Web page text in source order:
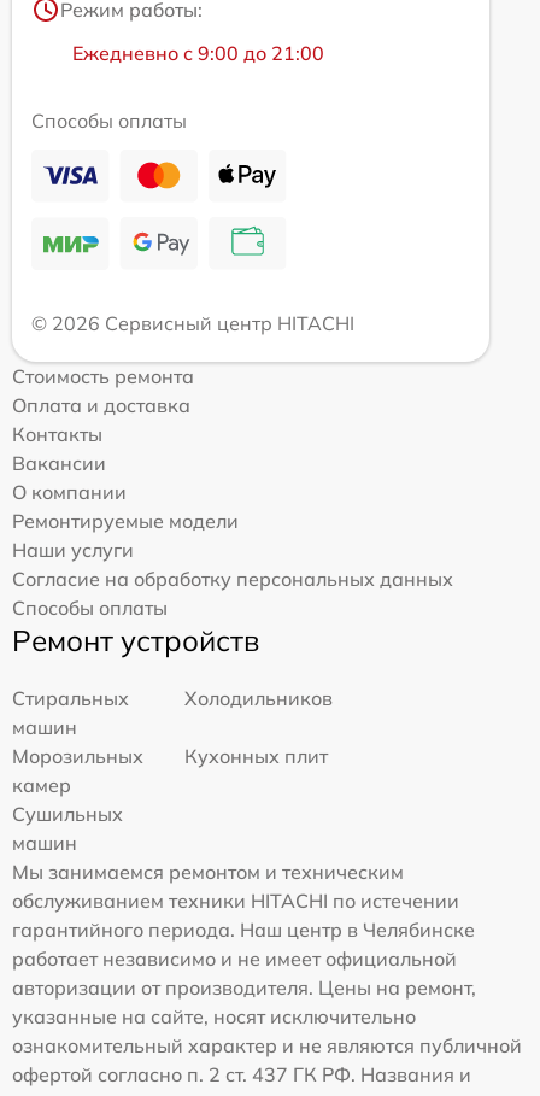
Режим работы:
Ежедневно с 9:00 до 21:00
Способы оплаты
© 2026 Сервисный центр HITACHI
Стоимость ремонта
Оплата и доставка
Контакты
Вакансии
О компании
Ремонтируемые модели
Наши услуги
Согласие на обработку персональных данных
Способы оплаты
Ремонт устройств
Стиральных
машин
Холодильников
Морозильных
камер
Кухонных плит
Сушильных
машин
Мы занимаемся ремонтом и техническим
обслуживанием техники HITACHI по истечении
гарантийного периода. Наш центр в Челябинске
работает независимо и не имеет официальной
авторизации от производителя. Цены на ремонт,
указанные на сайте, носят исключительно
ознакомительный характер и не являются публичной
офертой согласно п. 2 ст. 437 ГК РФ. Названия и